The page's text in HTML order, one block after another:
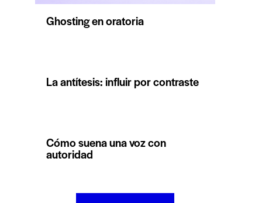
Ghosting en oratoria
La antítesis: influir por contraste
Cómo suena una voz con
autoridad